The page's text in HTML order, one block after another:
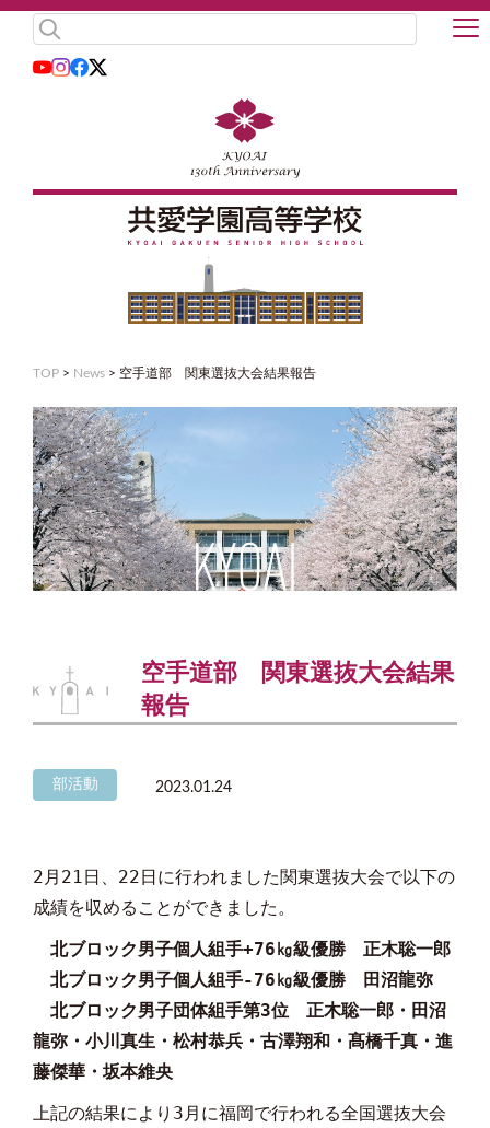
TOP > News > 空手道部 関東選抜大会結果報告
空手道部 関東選抜大会結果
報告
部活動 2023.01.24
2月21日、22日に行われました関東選抜大会で以下の
成績を収めることができました。
北ブロック男子個人組手+76㎏級優勝 正木聡一郎
北ブロック男子個人組手-76㎏級優勝 田沼龍弥
北ブロック男子団体組手第3位 正木聡一郎・田沼
龍弥・小川真生・松村恭兵・古澤翔和・髙橋千真・進
藤傑華・坂本維央
上記の結果により3月に福岡で行われる全国選抜大会